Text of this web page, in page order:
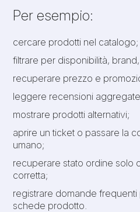
Per esempio:
cercare prodotti nel catalogo;
filtrare per disponibilità,
recuperare prezzo e
leggere recensioni
mostrare prodotti alternativi;
aprire un ticket o passare la
umano;
recuperare stato ordine solo
corretta;
registrare domande frequenti
schede prodotto.